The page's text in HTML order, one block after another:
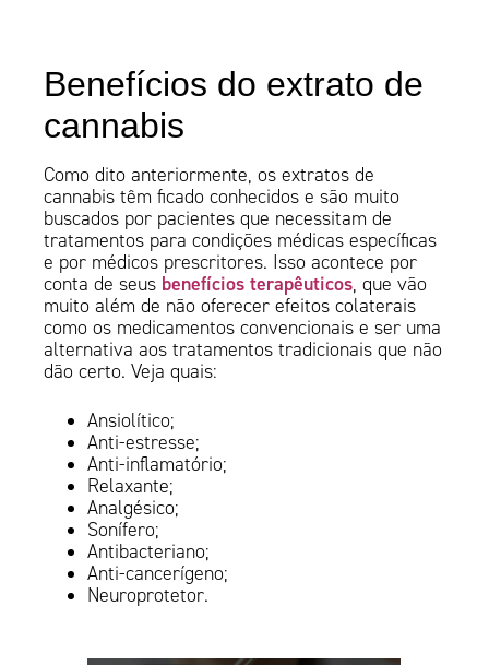
Benefícios do extrato de
cannabis
Como dito anteriormente, os extratos de
cannabis têm ficado conhecidos e são muito
buscados por pacientes que necessitam de
tratamentos para condições médicas específicas
e por médicos prescritores. Isso acontece por
conta de seus benefícios terapêuticos, que vão
muito além de não oferecer efeitos colaterais
como os medicamentos convencionais e ser uma
alternativa aos tratamentos tradicionais que não
dão certo. Veja quais:
Ansiolítico;
Anti-estresse;
Anti-inflamatório;
Relaxante;
Analgésico;
Sonífero;
Antibacteriano;
Anti-cancerígeno;
Neuroprotetor.